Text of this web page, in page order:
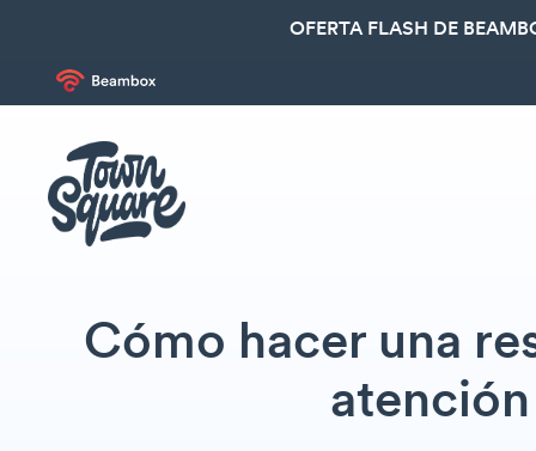
OFERTA FLASH DE
Cómo hacer una